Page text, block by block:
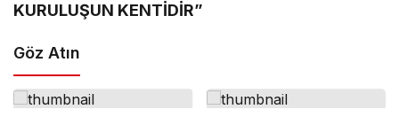
KURULUŞUN KENTİDİR”
Göz Atın